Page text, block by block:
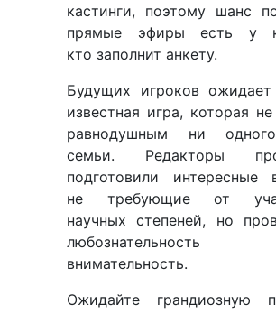
кастинги, поэтому шанс
прямые эфиры есть у
кто заполнит анкету.
Будущих игроков
известная игра, которая
равнодушным ни
семьи. Редакторы
подготовили интересные
не требующие от
научных степеней, но
внимательность.
Ожидайте грандиозную